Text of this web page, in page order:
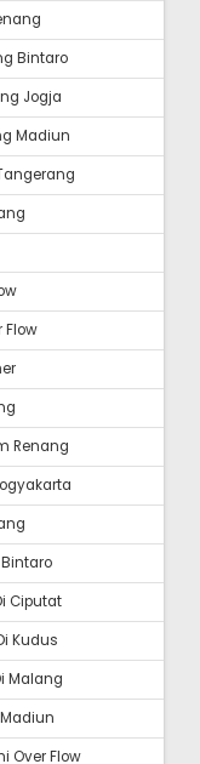
Bintaro
Jogja
Madiun
Flow
Renang
Ciputat
Kudus
Malang
Over Flow